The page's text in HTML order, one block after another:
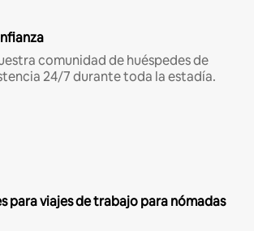
comunidad de huéspedes de
24/7 durante toda la estadía.
para viajes de trabajo para nómadas